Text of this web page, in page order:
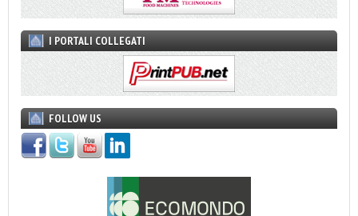
I PORTALI COLLEGATI
FOLLOW US